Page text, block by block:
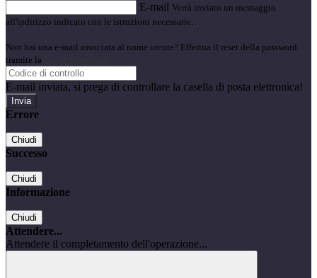
E-mail Verrà inviato un messaggio
all'indirizzo indicato con le istruzioni necessarie.
Non hai una e-mail associata al nome utente? Effettua il reset della password
tramite la
E-mail inviata, si prega di controllare la casella di posta elettronica!
Errore
Chiudi
Successo
Chiudi
Informazione
Chiudi
Attendere...
Attendere il completamento dell'operazione...